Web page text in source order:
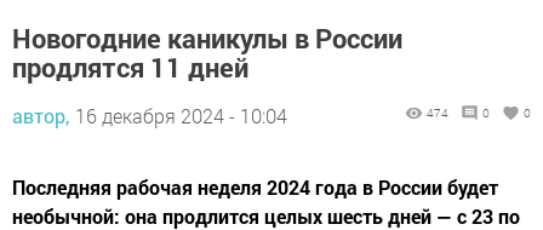
Новогодние каникулы в России
продлятся 11 дней
автор, 16 декабря 2024 - 10:04 474 0 0
Последняя рабочая неделя 2024 года в России будет
необычной: она продлится целых шесть дней — с 23 по